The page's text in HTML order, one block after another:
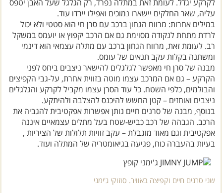
לקרקע יגדל. לעומת זאת במתלה נפרד, רק הגלגל שעל האבן יטפס
עליה, שאר החלקים יישארו נמוכים ואפילו יירדו עוד.
במילים אחרות: מרווח הגחון ברכב עם סרן חי הוא סטטי ולא יכול
לרדת מתחת לנקודה מסוימת גם אם הרכב יקפוץ או יועמס במשקל
רב. לעומת זאת, מרווח הגחון ברכב עם מתלה עצמאי הוא דינמי
ומשתנה בקלות עקב תנאים של עומס.
מבנה של סרן חי מאפשר לגלגלים להישאר ניצבים ביחס לפני
הקרקע – גם אם המרכב עצמו מוטה בזווית אחרת, על-גבי הקפיצים
והבולמים, כלפי השטח. כל עוד הסרן עצמו מקביל לקרקע והגלגלים
ניצבים ואוחזים – קטן החשש להיכנס להצלבה ולהיתקע.
בנוסף, מבנה של סרנים חיים נותן אפשרות אפקטיבית להגביה את
הרכב. הגבהה של רכב כביש-שטח בעל מתלים עצמאיים איננה
אפקטיבית וגם מאוד מוגבלת – עקב זוויות תלולות של הציריות ,
בעיות בהעברה כוח, פגיעה בגיאומטריה של המתלה ועוד.
שני סרנים חיים וקפיצה באוויר. סוזוקי ג'ימני